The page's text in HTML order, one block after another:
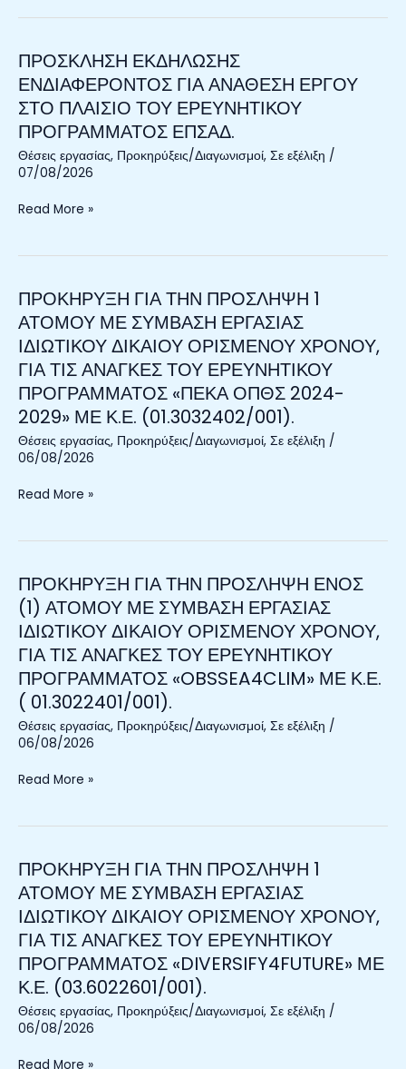
ACCOUNTING
IN
THE
LAND
AND
FORESTRY
SECTOR
Κ.Ε
(31.3022503/001),
ΠΡΟΣΚΛΗΣΗ ΕΚΔΗΛΩΣΗΣ
ΕΝΔΙΑΦΕΡΟΝΤΟΣ ΓΙΑ ΑΝΑΘΕΣΗ ΕΡΓΟΥ
ΣΤΟ ΠΛΑΙΣΙΟ ΤΟΥ ΕΡΕΥΝΗΤΙΚΟΥ
ΠΡΟΓΡΑΜΜΑΤΟΣ ΕΠΣΑΔ.
Θέσεις εργασίας, Προκηρύξεις/Διαγωνισμοί, Σε εξέλιξη /
07/08/2026
ΠΡΟΣΚΛΗΣΗ
ΕΚΔΗΛΩΣΗΣ
ΓΙΑ
ΑΝΑΘΕΣΗ
ΕΡΓΟΥ
ΣΤΟ
ΤΟΥ
ΠΡΟΓΡΑΜΜΑΤΟΣ
Read More »
ΠΡΟΚΗΡΥΞΗ ΓΙΑ ΤΗΝ ΠΡΟΣΛΗΨΗ 1
ΑΤΟΜΟΥ ΜΕ ΣΥΜΒΑΣΗ ΕΡΓΑΣΙΑΣ
ΙΔΙΩΤΙΚΟΥ ΔΙΚΑΙΟΥ ΟΡΙΣΜΕΝΟΥ ΧΡΟΝΟΥ,
ΓΙΑ ΤΙΣ ΑΝΑΓΚΕΣ ΤΟΥ ΕΡΕΥΝΗΤΙΚΟΥ
ΠΡΟΓΡΑΜΜΑΤΟΣ «ΠΕΚΑ ΟΠΘΣ 2024-
2029» ΜΕ Κ.Ε. (01.3032402/001).
Θέσεις εργασίας, Προκηρύξεις/Διαγωνισμοί, Σε εξέλιξη /
06/08/2026
ΠΡΟΚΗΡΥΞΗ
ΓΙΑ
ΠΡΟΣΛΗΨΗ
1
ΑΤΟΜΟΥ
ΜΕ
ΣΥΜΒΑΣΗ
ΕΡΓΑΣΙΑΣ
ΔΙΚΑΙΟΥ
ΤΙΣ
ΑΝΑΓΚΕΣ
ΤΟΥ
ΕΡΕΥΝΗΤΙΚΟΥ
ΠΡΟΓΡΑΜΜΑΤΟΣ
«ΠΕΚΑ
ΟΠΘΣ
2024-
2029»
ΜΕ
Κ.Ε.
Read More »
ΠΡΟΚΗΡΥΞΗ ΓΙΑ ΤΗΝ ΠΡΟΣΛΗΨΗ ΕΝΟΣ
(1) ΑΤΟΜΟΥ ΜΕ ΣΥΜΒΑΣΗ ΕΡΓΑΣΙΑΣ
ΙΔΙΩΤΙΚΟΥ ΔΙΚΑΙΟΥ ΟΡΙΣΜΕΝΟΥ ΧΡΟΝΟΥ,
ΓΙΑ ΤΙΣ ΑΝΑΓΚΕΣ ΤΟΥ ΕΡΕΥΝΗΤΙΚΟΥ
ΠΡΟΓΡΑΜΜΑΤΟΣ «OBSSEA4CLIM» ΜΕ Κ.Ε.
( 01.3022401/001).
Θέσεις εργασίας, Προκηρύξεις/Διαγωνισμοί, Σε εξέλιξη /
06/08/2026
ΠΡΟΚΗΡΥΞΗ
ΓΙΑ
ΤΗΝ
ΠΡΟΣΛΗΨΗ
ΕΝΟΣ
ΑΤΟΜΟΥ
ΜΕ
ΣΥΜΒΑΣΗ
ΙΔΙΩΤΙΚΟΥ
ΓΙΑ
ΤΙΣ
ΑΝΑΓΚΕΣ
ΤΟΥ
ΕΡΕΥΝΗΤΙΚΟΥ
ΠΡΟΓΡΑΜΜΑΤΟΣ
«OBSSEA4CLIM»
Κ.Ε.
01.3022401/001).
Read More »
ΠΡΟΚΗΡΥΞΗ ΓΙΑ ΤΗΝ ΠΡΟΣΛΗΨΗ 1
ΑΤΟΜΟΥ ΜΕ ΣΥΜΒΑΣΗ ΕΡΓΑΣΙΑΣ
ΙΔΙΩΤΙΚΟΥ ΔΙΚΑΙΟΥ ΟΡΙΣΜΕΝΟΥ ΧΡΟΝΟΥ,
ΓΙΑ ΤΙΣ ΑΝΑΓΚΕΣ ΤΟΥ ΕΡΕΥΝΗΤΙΚΟΥ
ΠΡΟΓΡΑΜΜΑΤΟΣ «DIVERSIFY4FUTURE» ΜΕ
Κ.Ε. (03.6022601/001).
Θέσεις εργασίας, Προκηρύξεις/Διαγωνισμοί, Σε εξέλιξη /
06/08/2026
ΠΡΟΚΗΡΥΞΗ
ΓΙΑ
ΠΡΟΣΛΗΨΗ
1
ΑΤΟΜΟΥ
ΜΕ
ΣΥΜΒΑΣΗ
ΕΡΓΑΣΙΑΣ
Read More »